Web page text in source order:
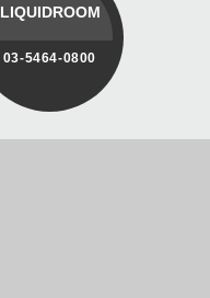
LIQUIDROOM
03-5464-0800